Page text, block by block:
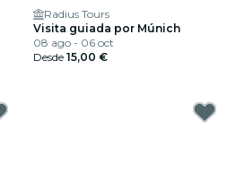
Radius Tours
Visita guiada por Múnich
08 ago - 06 oct
Desde 15,00 €